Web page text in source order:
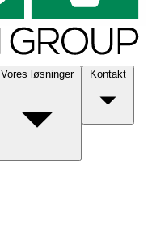
Vores løsninger Kontakt